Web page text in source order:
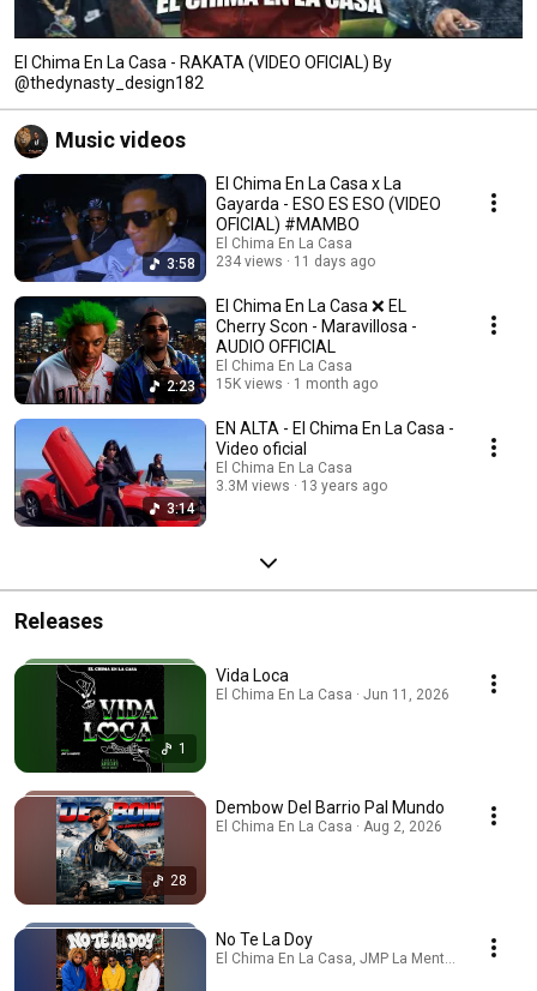
El Chima En La Casa - RAKATA (VIDEO OFICIAL) By
@thedynasty_design182
Music videos
3:58
El Chima En La Casa x La
Gayarda - ESO ES ESO (VIDEO
OFICIAL) #MAMBO
El Chima En La Casa
234 views
11 days ago
2:23
El Chima En La Casa ❌ EL
Cherry Scon - Maravillosa -
AUDIO OFFICIAL
El Chima En La Casa
15K views
1 month ago
3:14
EN ALTA - El Chima En La Casa -
Video oficial
El Chima En La Casa
3.3M views
13 years ago
Releases
1
Vida Loca
El Chima En La Casa · Jun 11, 2026
28
Dembow Del Barrio Pal Mundo
El Chima En La Casa · Aug 2, 2026
No Te La Doy
El Chima En La Casa, JMP La Mente, Warning